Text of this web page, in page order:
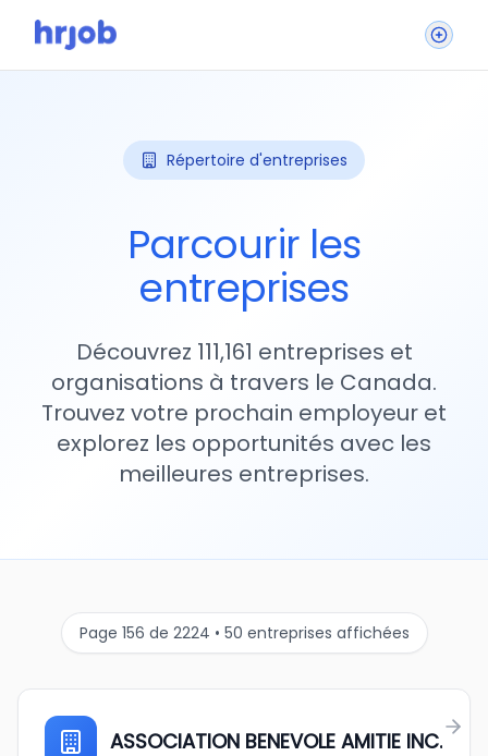
Répertoire d'entreprises
Parcourir les
entreprises
Découvrez 111,161 entreprises et
organisations à travers le Canada.
Trouvez votre prochain employeur et
explorez les opportunités avec les
meilleures entreprises.
Page 156 de 2224 • 50 entreprises affichées
ASSOCIATION BENEVOLE AMITIE INC.